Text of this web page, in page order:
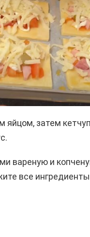
яйцом, затем
вареную и
все ингредиенты